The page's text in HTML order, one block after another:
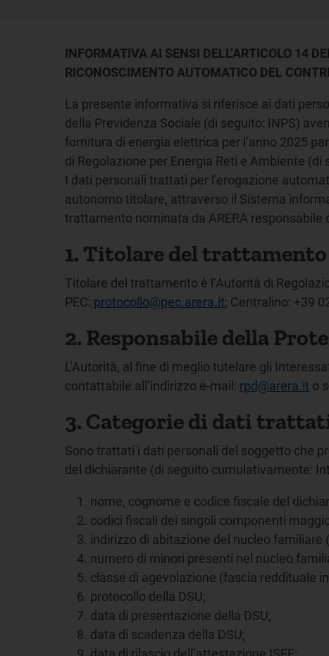
INFORMATIVA AI SENSI DELL’ARTICOLO 14
RICONOSCIMENTO AUTOMATICO DEL
La presente informativa si riferisce ai dati
della Previdenza Sociale (di seguito: INPS)
fornitura di energia elettrica per l’anno 2025
di Regolazione per Energia Reti e Ambiente (di
I dati personali trattati per l’erogazione
autonomo titolare, attraverso il Sistema
trattamento nominata da ARERA responsabile
1. Titolare del trattamento
Titolare del trattamento è l’Autorità di
PEC: protocollo@pec.arera.it; Centralino: +39
2. Responsabile della
L’Autorità, al fine di meglio tutelare gli
contattabile all’indirizzo e-mail: rpd@arera.it o
3. Categorie di dati
Sono trattati i dati personali del soggetto che
del dichiarante (di seguito cumulativamente:
nome, cognome e codice fiscale del
codici fiscali dei singoli componenti
indirizzo di abitazione del nucleo familiare
numero di minori presenti nel nucleo
classe di agevolazione (fascia reddituale
protocollo della DSU;
data di presentazione della DSU;
data di scadenza della DSU;